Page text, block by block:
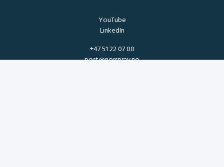
YouTube
LinkedIn
+47 51 22 07 00
post@norspray.no